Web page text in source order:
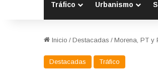
Tráfico Urbanismo
Inicio / Destacadas / Morena, PT y
Destacadas Tráfico